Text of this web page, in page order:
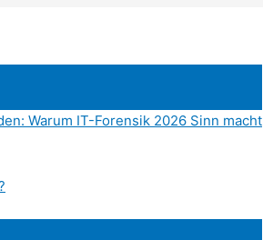
Warum IT-Forensik 2026 Sinn macht